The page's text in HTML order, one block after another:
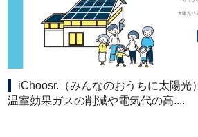
iChoosr.（みんなのおうちに太陽光）
温室効果ガスの削減や電気代の高....